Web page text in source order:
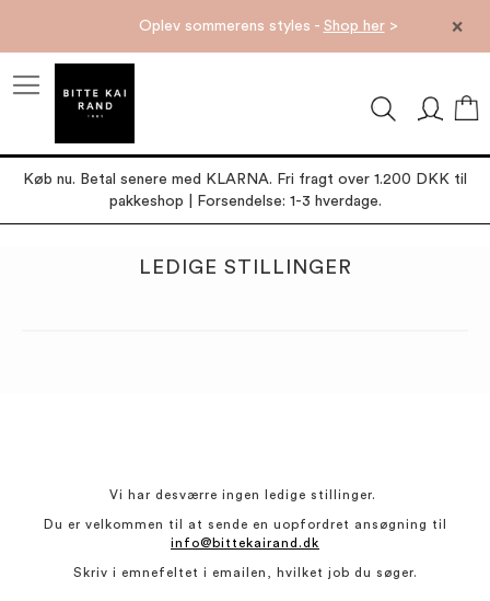
Oplev sommerens styles - Shop her> ×
Køb nu. Betal senere med KLARNA. Fri fragt over 1.200 DKK til
pakkeshop | Forsendelse: 1-3 hverdage.
LEDIGE STILLINGER
Vi har desværre ingen ledige stillinger.
Du er velkommen til at sende en uopfordret ansøgning til
info@bittekairand.dk
Skriv i emnefeltet i emailen, hvilket job du søger.